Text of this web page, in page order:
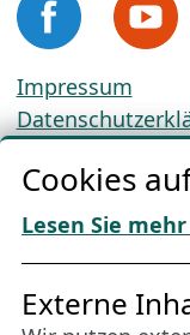
Impressum
AGBs
Download
Cookies
Lesen Sie
Externe